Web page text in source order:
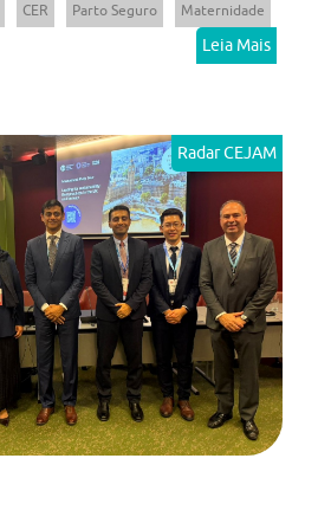
CER Parto Seguro Maternidade
Leia Mais
Radar CEJAM